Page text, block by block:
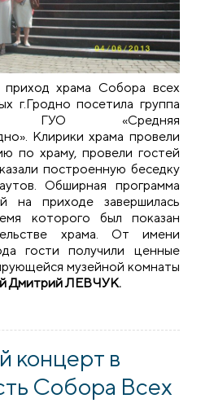
храма Собора всех
г.Гродно посетила группа
ГУО «Средняя
Клирики храма провели
по храму, провели гостей
построенную беседку
Обширная программа
на приходе завершилась
которого был показан
храма. От имени
гости получили ценные
музейной комнаты
Дмитрий ЛЕВЧУК.
честь Собора Всех Белорусских
г.Гродно
концерт в
Собора Всех